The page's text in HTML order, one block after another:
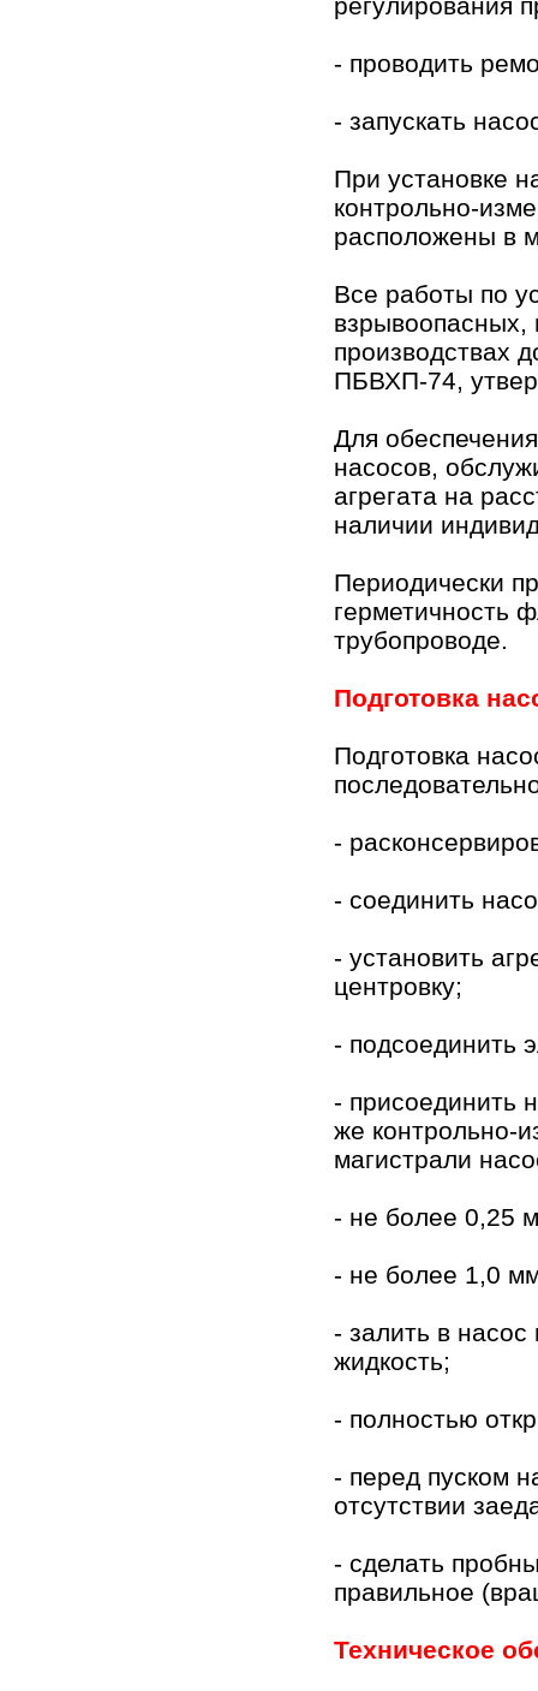
- проводить
- запускать
При установке
контрольно-
расположены в
Все работы по
взрывоопасных,
производствах
ПБВХП-74,
Для
насосов,
агрегата на
наличии
Периодически
герметичность
трубопроводе.
Подготовка
Подготовка
-
- соединить
- установить
центровку;
- подсоединить
- присоединить
же контрольно-
магистрали
- не более 0,25
- не более 1,0
- залить в
жидкость;
- полностью
- перед пуском
отсутствии
- сделать
правильное
Техническое